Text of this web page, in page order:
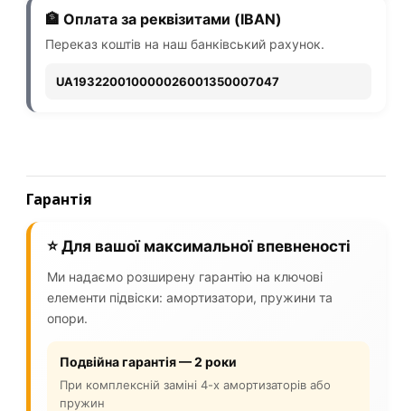
🏦 Оплата за реквізитами (IBAN)
Переказ коштів на наш банківський рахунок.
UA193220010000026001350007047
Гарантія
⭐ Для вашої максимальної впевненості
Ми надаємо розширену гарантію на ключові
елементи підвіски: амортизатори, пружини та
опори.
Подвійна гарантія — 2 роки
При комплексній заміні 4-х амортизаторів або
пружин